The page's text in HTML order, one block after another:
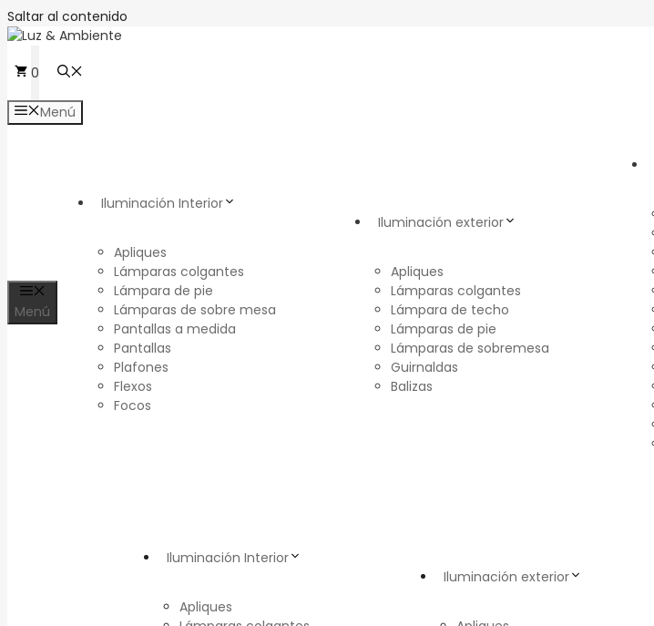
Saltar al contenido
0
Menú
Menú
Iluminación Interior
Apliques
Lámparas colgantes
Lámpara de pie
Lámparas de sobre mesa
Pantallas a medida
Pantallas
Plafones
Flexos
Focos
Iluminación exterior
Apliques
Lámparas colgantes
Lámpara de techo
Lámparas de pie
Lámparas de sobremesa
Guirnaldas
Balizas
Iluminación Interior
Apliques
Iluminación exterior